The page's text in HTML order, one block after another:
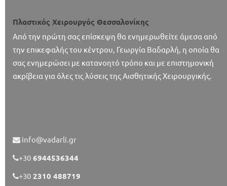
Πλαστικός Χειρουργός Θεσσαλονίκης
Από την πρώτη σας επίσκεψη θα ενημερωθείτε άμεσα από
την επικεφαλής του κέντρου, Γεωργία Βαδαρλή, η οποία θα
σας ενημερώσει με κατανοητό τρόπο και με επιστημονική
ακρίβεια για όλες τις λύσεις της Αισθητικής Χειρουργικής.
info@vadarli.gr
+30 6944536344
+30 2310 488719